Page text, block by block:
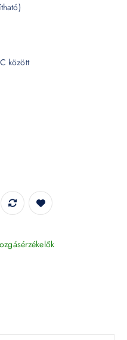
között
manuális felülíró funkcióval